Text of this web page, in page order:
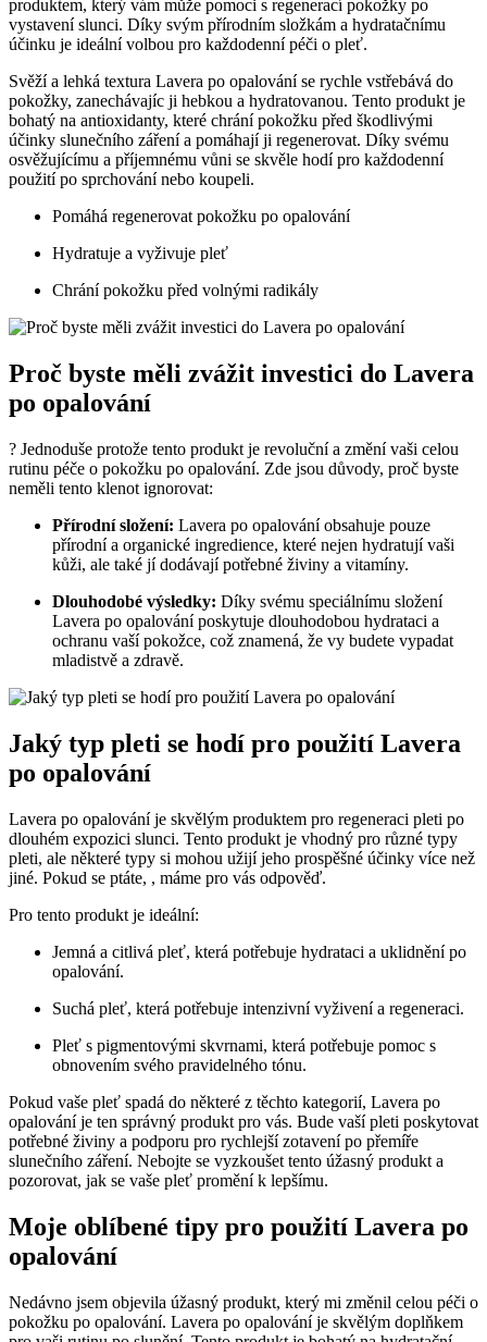
produktem, který vám může pomoci s regenerací pokožky po
vystavení slunci. Díky svým přírodním složkám a hydratačnímu
účinku je ideální volbou pro každodenní péči o pleť.
Svěží a lehká textura Lavera po opalování se rychle vstřebává do
pokožky, zanechávajíc ji hebkou a hydratovanou. Tento produkt je
bohatý na antioxidanty, které chrání pokožku před škodlivými
účinky slunečního záření a pomáhají ji regenerovat. Díky svému
osvěžujícímu a příjemnému vůni se skvěle hodí pro každodenní
použití po sprchování nebo koupeli.
Pomáhá regenerovat pokožku po opalování
Hydratuje a vyživuje pleť
Chrání pokožku před volnými radikály
Proč byste měli zvážit investici do Lavera
po opalování
? Jednoduše protože tento produkt je revoluční a změní vaši celou
rutinu péče o pokožku po opalování. Zde jsou důvody, proč byste
neměli tento klenot ignorovat:
Přírodní složení: Lavera po opalování obsahuje pouze
přírodní a organické ingredience, které nejen hydratují vaši
kůži, ale také jí dodávají potřebné živiny a vitamíny.
Dlouhodobé výsledky: Díky svému speciálnímu složení
Lavera po opalování poskytuje dlouhodobou hydrataci a
ochranu vaší pokožce, což znamená, že vy budete vypadat
mladistvě a zdravě.
Jaký typ pleti se hodí pro použití Lavera
po opalování
Lavera po opalování je skvělým produktem pro regeneraci pleti po
dlouhém expozici slunci. Tento produkt je vhodný pro různé typy
pleti, ale některé typy si mohou užijí jeho prospěšné účinky více než
jiné. Pokud se ptáte, , máme pro vás odpověď.
Pro tento produkt je ideální:
Jemná a citlivá pleť, která potřebuje hydrataci a uklidnění po
opalování.
Suchá pleť, která potřebuje intenzivní vyživení a regeneraci.
Pleť s pigmentovými skvrnami, která potřebuje pomoc s
obnovením svého pravidelného tónu.
Pokud vaše pleť spadá do některé z těchto kategorií, Lavera po
opalování je ten správný produkt pro vás. Bude vaší pleti poskytovat
potřebné živiny a podporu pro rychlejší zotavení po přemíře
slunečního záření. Nebojte se vyzkoušet tento úžasný produkt a
pozorovat, jak se vaše pleť promění k lepšímu.
Moje oblíbené tipy pro použití Lavera po
opalování
Nedávno jsem objevila úžasný produkt, který mi změnil celou péči o
pokožku po opalování. Lavera po opalování je skvělým doplňkem